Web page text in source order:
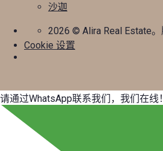
沙迦
2026 © Alira Real Estate。
Cookie 设置
请通过WhatsApp联系我们，我们在线！